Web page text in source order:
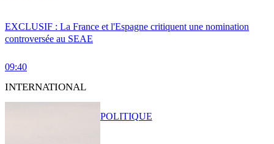
EXCLUSIF : La France et l'Espagne critiquent une nomination
controversée au SEAE
09:40
INTERNATIONAL
POLITIQUE